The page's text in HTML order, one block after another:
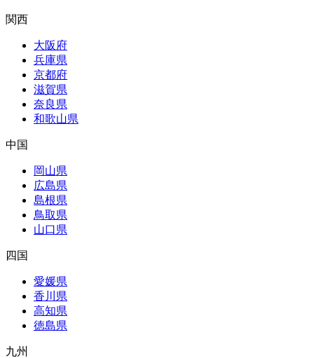
関西
大阪府
兵庫県
京都府
滋賀県
奈良県
和歌山県
中国
岡山県
広島県
島根県
鳥取県
山口県
四国
愛媛県
香川県
高知県
徳島県
九州